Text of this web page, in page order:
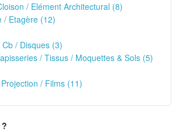
/ Elément Architectural (8)
/ Etagère (12)
/ Disques (3)
/ Tissus / Moquettes & Sols (5)
/ Films (11)